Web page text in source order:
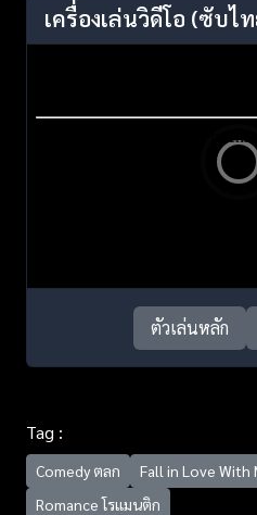
เครื่องเล่นวิดีโอ (ซับไ
ตัวเล่นหลัก
Tag :
Comedy ตลก
Fall in Love
Romance โรแมนติก